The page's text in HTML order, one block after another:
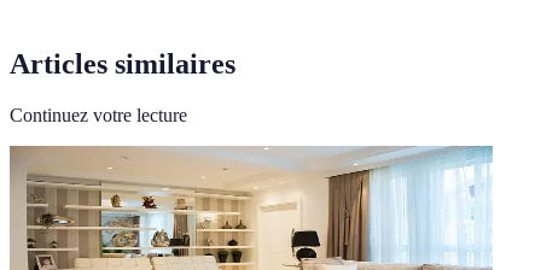
Articles similaires
Continuez votre lecture